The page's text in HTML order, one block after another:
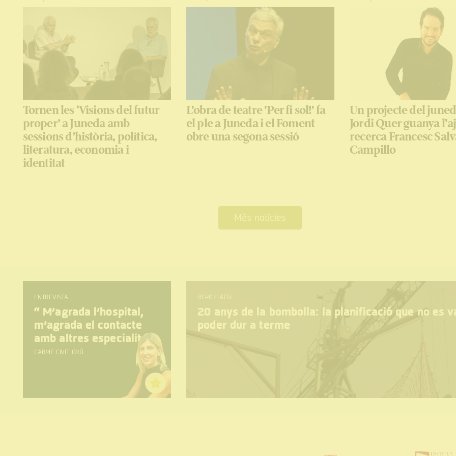
Tornen les ‘Visions del futur
proper’ a Juneda amb
sessions d’història, política,
literatura, economia i
identitat
L'obra de teatre 'Per fi sol!' fa
el ple a Juneda i el Foment
obre una segona sessió
Un projecte del
Jordi Quer guanya
recerca Francesc
Campillo
Més notícies
ENTREVISTA
“ M’agrada l’hospital,
m’agrada el contacte
amb altres especialitats
CARME CIVIT ORÓ
REPORTATGE
20 anys de la bombolla: la planificació que no es
poder dur a terme